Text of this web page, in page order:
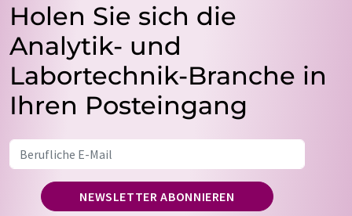
Holen Sie sich die
Analytik- und
Labortechnik-Branche in
Ihren Posteingang
NEWSLETTER ABONNIEREN